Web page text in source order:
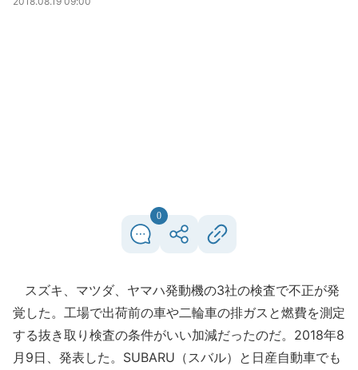
0
スズキ、マツダ、ヤマハ発動機の3社の検査で不正が発
覚した。工場で出荷前の車や二輪車の排ガスと燃費を測定
する抜き取り検査の条件がいい加減だったのだ。2018年8
月9日、発表した。SUBARU（スバル）と日産自動車でも